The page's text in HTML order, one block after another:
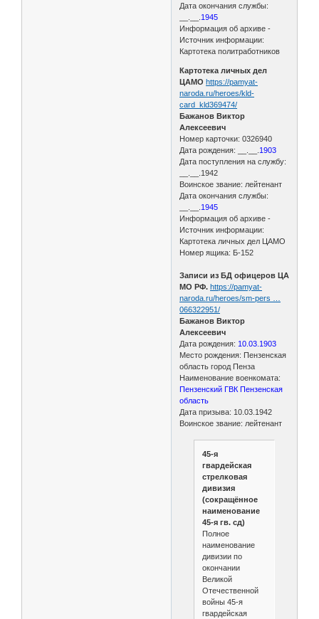
Дата окончания службы:
1945
Информация об архиве -
Источник информации:
Картотека политработников
Картотека личных дел
ЦАМО https://pamyat-
naroda.ru/heroes/kld-
card_kld369474/
Бажанов Виктор
Алексеевич
Номер карточки: 0326940
Дата рождения: __.__. 1903
Дата поступления на службу:
__.__.1942
Воинское звание: лейтенант
Дата окончания службы:
1945
Информация об архиве -
Источник информации:
Картотека личных дел ЦАМО
Номер ящика: Б-152
Записи из БД офицеров ЦА
МО РФ. https://pamyat-
naroda.ru/heroes/sm-pers …
066322951/
Бажанов Виктор
Алексеевич
Дата рождения: 10.03.1903
Место рождения: Пензенская
область город Пенза
Наименование военкомата:
Пензенский ГВК Пензенская
область
Дата призыва: 10.03.1942
Воинское звание: лейтенант
45-я
гвардейская
стрелковая
дивизия
(сокращённое
наименование
45-я гв. сд)
Полное
наименование
дивизии по
окончании
Великой
Отечественной
войны 45-я
гвардейская